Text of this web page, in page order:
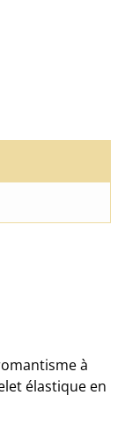
à
élastique en